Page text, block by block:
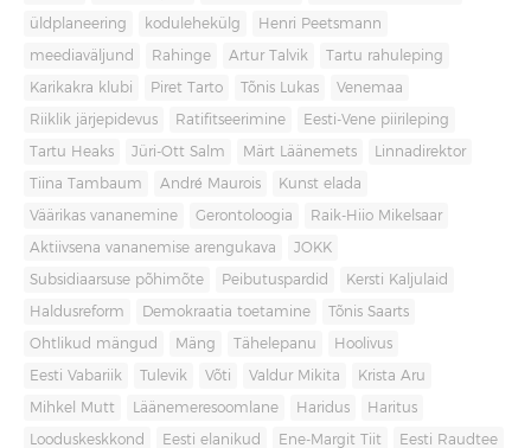
üldplaneering kodulehekülg Henri Peetsmann
meediaväljund Rahinge Artur Talvik Tartu rahuleping
Karikakra klubi Piret Tarto Tõnis Lukas Venemaa
Riiklik järjepidevus Ratifitseerimine Eesti-Vene piirileping
Tartu Heaks Jüri-Ott Salm Märt Läänemets Linnadirektor
Tiina Tambaum André Maurois Kunst elada
Väärikas vananemine Gerontoloogia Raik-Hiio Mikelsaar
Aktiivsena vananemise arengukava JOKK
Subsidiaarsuse põhimõte Peibutuspardid Kersti Kaljulaid
Haldusreform Demokraatia toetamine Tõnis Saarts
Ohtlikud mängud Mäng Tähelepanu Hoolivus
Eesti Vabariik Tulevik Võti Valdur Mikita Krista Aru
Mihkel Mutt Läänemeresoomlane Haridus Haritus
Looduskeskkond Eesti elanikud Ene-Margit Tiit Eesti Raudtee